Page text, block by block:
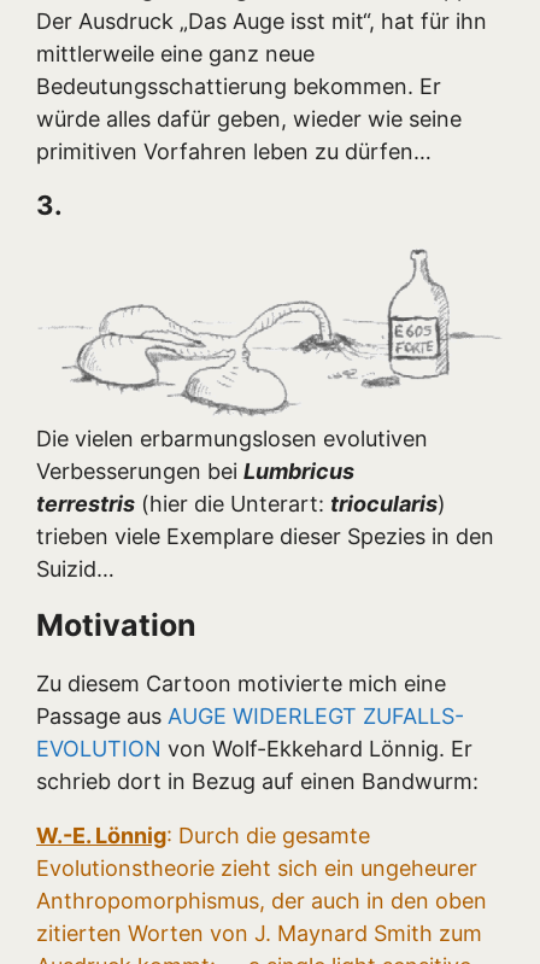
Der Ausdruck „Das Auge isst mit“, hat für ihn
mittlerweile eine ganz neue
Bedeutungsschattierung bekommen. Er
würde alles dafür geben, wieder wie seine
primitiven Vorfahren leben zu dürfen…
3.
Die vielen erbarmungslosen evolutiven
Verbesserungen bei Lumbricus
terrestris (hier die Unterart: triocularis)
trieben viele Exemplare dieser Spezies in den
Suizid…
Motivation
Zu diesem Cartoon motivierte mich eine
Passage aus AUGE WIDERLEGT ZUFALLS-
EVOLUTION von Wolf-Ekkehard Lönnig. Er
schrieb dort in Bezug auf einen Bandwurm:
W.-E. Lönnig: Durch die gesamte
Evolutionstheorie zieht sich ein ungeheurer
Anthropomorphismus, der auch in den oben
zitierten Worten von J. Maynard Smith zum